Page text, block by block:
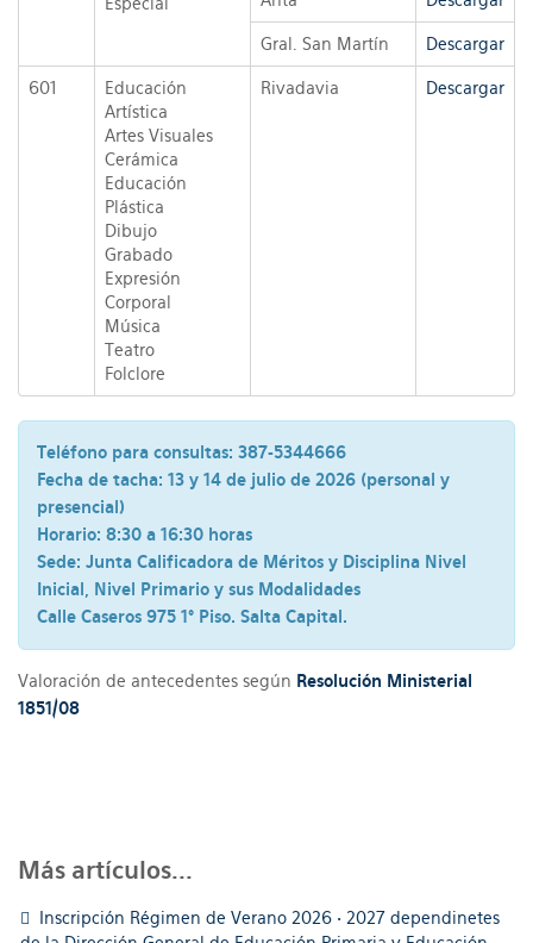
Gral. San Martín Descargar
601
Educación
Artística
Artes Visuales
Cerámica
Educación
Plástica
Dibujo
Grabado
Expresión
Corporal
Música
Teatro
Folclore
Rivadavia Descargar
Teléfono para consultas: 387-5344666
Fecha de tacha: 13 y 14 de julio de 2026 (personal y
presencial)
Horario: 8:30 a 16:30 horas
Sede: Junta Calificadora de Méritos y Disciplina Nivel
Inicial, Nivel Primario y sus Modalidades
Calle Caseros 975 1° Piso. Salta Capital.
Valoración de antecedentes según Resolución Ministerial
1851/08
Más artículos...
Inscripción Régimen de Verano 2026 • 2027 dependinetes